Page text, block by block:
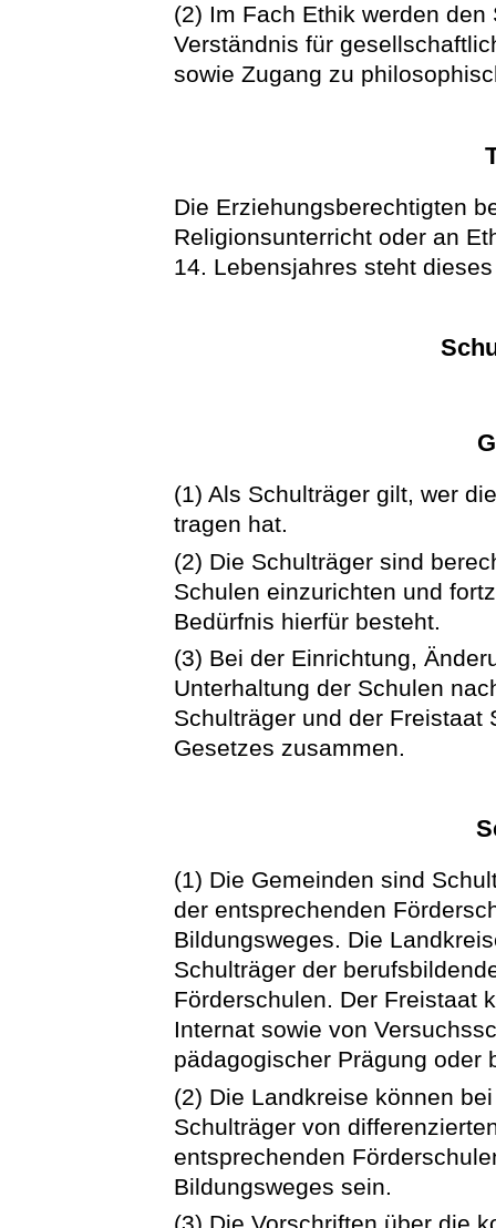
(2) Im Fach Ethik werden
Verständnis für
sowie Zugang zu
Die Erziehungsberechtigten
Religionsunterricht oder an
14. Lebensjahres steht
(1) Als Schulträger gilt, wer
tragen hat.
(2) Die Schulträger sind
Schulen einzurichten und
Bedürfnis hierfür besteht.
(3) Bei der Einrichtung,
Unterhaltung der Schulen
Schulträger und der Freistaat
Gesetzes zusammen.
(1) Die Gemeinden sind
der entsprechenden
Bildungsweges. Die
Schulträger der
Förderschulen. Der Freistaat
Internat sowie von
pädagogischer Prägung oder
(2) Die Landkreise können
Schulträger von
entsprechenden
Bildungsweges sein.